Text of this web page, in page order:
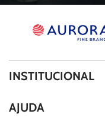
INSTITUCIONAL
Quem Somos
AJUDA